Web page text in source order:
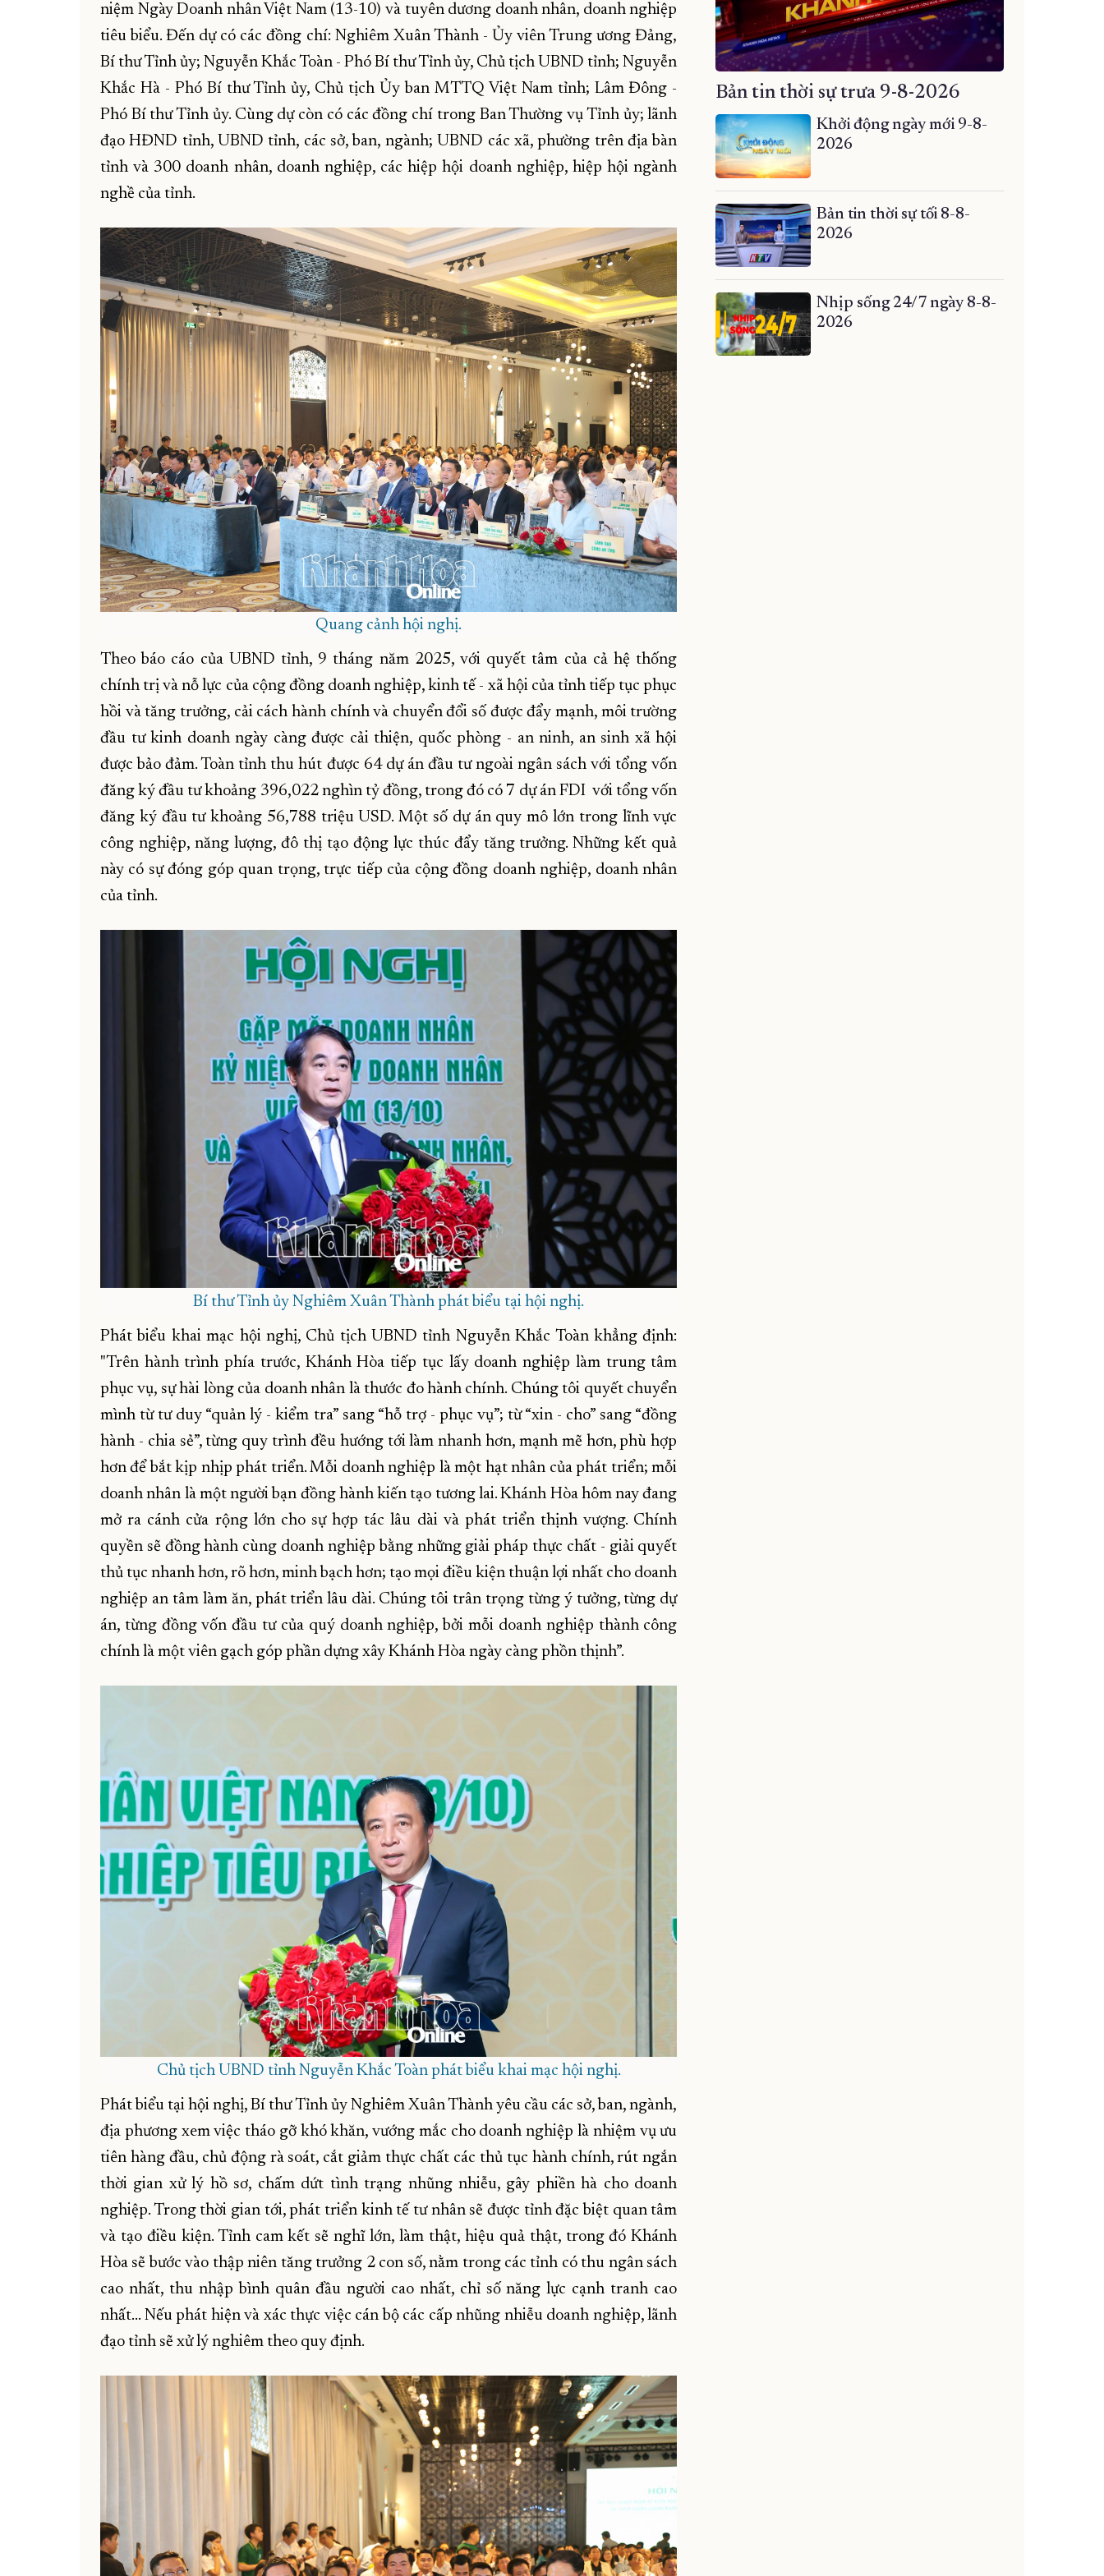
niệm Ngày Doanh nhân Việt Nam (13-10) và tuyên dương doanh nhân, doanh nghiệp
tiêu biểu. Đến dự có các đồng chí: Nghiêm Xuân Thành - Ủy viên Trung ương Đảng,
Bí thư Tỉnh ủy; Nguyễn Khắc Toàn - Phó Bí thư Tỉnh ủy, Chủ tịch UBND tỉnh; Nguyễn
Khắc Hà - Phó Bí thư Tỉnh ủy, Chủ tịch Ủy ban MTTQ Việt Nam tỉnh; Lâm Đông -
Phó Bí thư Tỉnh ủy. Cùng dự còn có các đồng chí trong Ban Thường vụ Tỉnh ủy; lãnh
đạo HĐND tỉnh, UBND tỉnh, các sở, ban, ngành; UBND các xã, phường trên địa bàn
tỉnh và 300 doanh nhân, doanh nghiệp, các hiệp hội doanh nghiệp, hiệp hội ngành
nghề của tỉnh.
Quang cảnh hội nghị.
Theo báo cáo của UBND tỉnh, 9 tháng năm 2025, với quyết tâm của cả hệ thống
chính trị và nỗ lực của cộng đồng doanh nghiệp, kinh tế - xã hội của tỉnh tiếp tục phục
hồi và tăng trưởng, cải cách hành chính và chuyển đổi số được đẩy mạnh, môi trường
đầu tư kinh doanh ngày càng được cải thiện, quốc phòng - an ninh, an sinh xã hội
được bảo đảm. Toàn tỉnh thu hút được 64 dự án đầu tư ngoài ngân sách với tổng vốn
đăng ký đầu tư khoảng 396,022 nghìn tỷ đồng, trong đó có 7 dự án FDI với tổng vốn
đăng ký đầu tư khoảng 56,788 triệu USD. Một số dự án quy mô lớn trong lĩnh vực
công nghiệp, năng lượng, đô thị tạo động lực thúc đẩy tăng trưởng. Những kết quả
này có sự đóng góp quan trọng, trực tiếp của cộng đồng doanh nghiệp, doanh nhân
của tỉnh.
Bí thư Tỉnh ủy Nghiêm Xuân Thành phát biểu tại hội nghị.
Phát biểu khai mạc hội nghị, Chủ tịch UBND tỉnh Nguyễn Khắc Toàn khẳng định:
"Trên hành trình phía trước, Khánh Hòa tiếp tục lấy doanh nghiệp làm trung tâm
phục vụ, sự hài lòng của doanh nhân là thước đo hành chính. Chúng tôi quyết chuyển
mình từ tư duy “quản lý - kiểm tra” sang “hỗ trợ - phục vụ”; từ “xin - cho” sang “đồng
hành - chia sẻ”, từng quy trình đều hướng tới làm nhanh hơn, mạnh mẽ hơn, phù hợp
hơn để bắt kịp nhịp phát triển. Mỗi doanh nghiệp là một hạt nhân của phát triển; mỗi
doanh nhân là một người bạn đồng hành kiến tạo tương lai. Khánh Hòa hôm nay đang
mở ra cánh cửa rộng lớn cho sự hợp tác lâu dài và phát triển thịnh vượng. Chính
quyền sẽ đồng hành cùng doanh nghiệp bằng những giải pháp thực chất - giải quyết
thủ tục nhanh hơn, rõ hơn, minh bạch hơn; tạo mọi điều kiện thuận lợi nhất cho doanh
nghiệp an tâm làm ăn, phát triển lâu dài. Chúng tôi trân trọng từng ý tưởng, từng dự
án, từng đồng vốn đầu tư của quý doanh nghiệp, bởi mỗi doanh nghiệp thành công
chính là một viên gạch góp phần dựng xây Khánh Hòa ngày càng phồn thịnh”.
Chủ tịch UBND tỉnh Nguyễn Khắc Toàn phát biểu khai mạc hội nghị.
Phát biểu tại hội nghị, Bí thư Tỉnh ủy Nghiêm Xuân Thành yêu cầu các sở, ban, ngành,
địa phương xem việc tháo gỡ khó khăn, vướng mắc cho doanh nghiệp là nhiệm vụ ưu
tiên hàng đầu, chủ động rà soát, cắt giảm thực chất các thủ tục hành chính, rút ngắn
thời gian xử lý hồ sơ, chấm dứt tình trạng nhũng nhiễu, gây phiền hà cho doanh
nghiệp. Trong thời gian tới, phát triển kinh tế tư nhân sẽ được tỉnh đặc biệt quan tâm
và tạo điều kiện. Tỉnh cam kết sẽ nghĩ lớn, làm thật, hiệu quả thật, trong đó Khánh
Hòa sẽ bước vào thập niên tăng trưởng 2 con số, nằm trong các tỉnh có thu ngân sách
cao nhất, thu nhập bình quân đầu người cao nhất, chỉ số năng lực cạnh tranh cao
nhất... Nếu phát hiện và xác thực việc cán bộ các cấp nhũng nhiễu doanh nghiệp, lãnh
đạo tỉnh sẽ xử lý nghiêm theo quy định.
Bản tin thời sự trưa 9-8-2026
Khởi động ngày mới 9-8-
2026
Bản tin thời sự tối 8-8-
2026
Nhịp sống 24/7 ngày 8-8-
2026